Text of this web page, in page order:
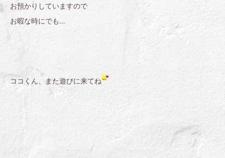
お預かりしていますので
お暇な時にでも…
ココくん、また遊びに来てね